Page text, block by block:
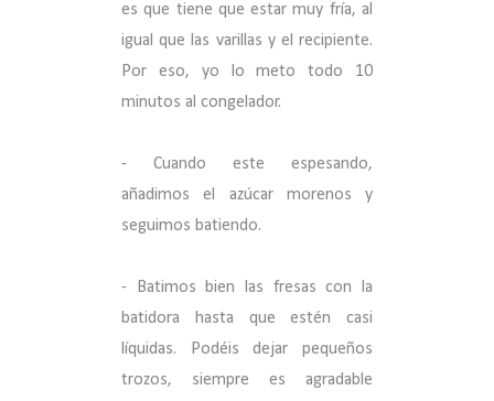
es que tiene que estar muy fría, al
igual que las varillas y el recipiente.
Por eso, yo lo meto todo 10
minutos al congelador.
- Cuando este espesando,
añadimos el azúcar morenos y
seguimos batiendo.
- Batimos bien las fresas con la
batidora hasta que estén casi
líquidas. Podéis dejar pequeños
trozos, siempre es agradable